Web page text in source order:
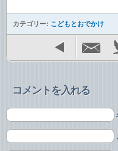
カテゴリー: こどもとおでかけ
コメントを入れる